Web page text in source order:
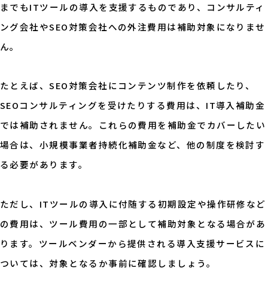
までもITツールの導入を支援するものであり、コンサルティ
ング会社やSEO対策会社への外注費用は補助対象になりませ
ん。
たとえば、SEO対策会社にコンテンツ制作を依頼したり、
SEOコンサルティングを受けたりする費用は、IT導入補助金
では補助されません。これらの費用を補助金でカバーしたい
場合は、小規模事業者持続化補助金など、他の制度を検討す
る必要があります。
ただし、ITツールの導入に付随する初期設定や操作研修など
の費用は、ツール費用の一部として補助対象となる場合があ
ります。ツールベンダーから提供される導入支援サービスに
ついては、対象となるか事前に確認しましょう。